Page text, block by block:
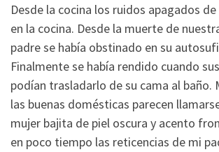
Desde la cocina los ruidos apagados
en la cocina. Desde la muerte de
padre se había obstinado en su
Finalmente se había rendido cuando
podían trasladarlo de su cama al baño.
las buenas domésticas parecen
mujer bajita de piel oscura y acento
en poco tiempo las reticencias de mi